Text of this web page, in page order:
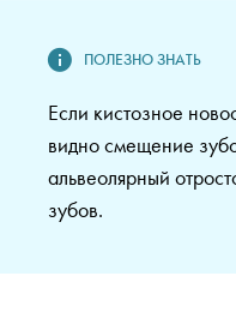
Если кистозное
видно смещение
альвеолярный
зубов.